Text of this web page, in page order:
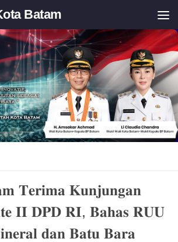
Batam
𝐓𝐞𝐫𝐢𝐦𝐚 𝐊𝐮𝐧𝐣𝐮𝐧𝐠𝐚𝐧
𝐈𝐈 𝐃𝐏𝐃 𝐑𝐈, 𝐁𝐚𝐡𝐚𝐬 𝐑𝐔𝐔
𝐝𝐚𝐧 𝐁𝐚𝐭𝐮 𝐁𝐚𝐫𝐚